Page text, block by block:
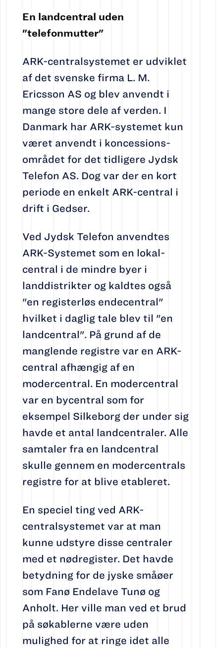
En landcentral uden
"telefonmutter"
ARK-centralsystemet er udviklet
af det svenske firma L. M.
Ericsson AS og blev anvendt i
mange store dele af verden. I
Danmark har ARK-systemet kun
været anvendt i koncessions-
området for det tidligere Jydsk
Telefon AS. Dog var der en kort
periode en enkelt ARK-central i
drift i Gedser.
Ved Jydsk Telefon anvendtes
ARK-Systemet som en lokal-
central i de mindre byer i
landdistrikter og kaldtes også
"en registerløs endecentral"
hvilket i daglig tale blev til "en
landcentral". På grund af de
manglende registre var en ARK-
central afhængig af en
modercentral. En modercentral
var en bycentral som for
eksempel Silkeborg der under sig
havde et antal landcentraler. Alle
samtaler fra en landcentral
skulle gennem en modercentrals
registre for at blive etableret.
En speciel ting ved ARK-
centralsystemet var at man
kunne udstyre disse centraler
med et nødregister. Det havde
betydning for de jyske småøer
som Fanø Endelave Tunø og
Anholt. Her ville man ved et brud
på søkablerne være uden
mulighed for at ringe idet alle